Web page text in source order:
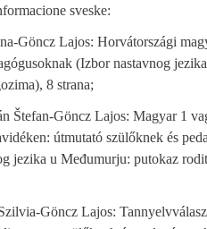
sveske:
Göncz Lajos: Horvátországi
(Izbor nastavnog
8 strana;
Štefan-Göncz Lajos: Magyar 1
útmutató szülőknek és
jezika u Međumurju: putokaz
Göncz Lajos: